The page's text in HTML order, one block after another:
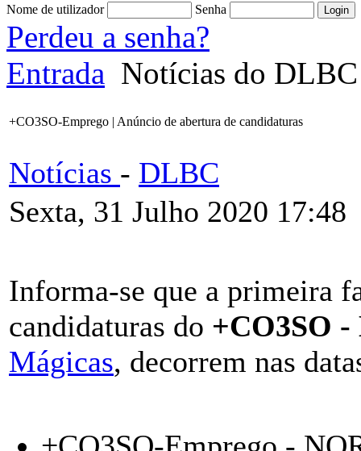
Nome de utilizador Senha
Perdeu a senha?
Entrada Notícias do DLBC
+CO3SO-Emprego | Anúncio de abertura de candidaturas
Notícias - DLBC
Sexta, 31 Julho 2020 17:48
Informa-se que a primeira
candidaturas do +CO3SO -
Mágicas, decorrem nas